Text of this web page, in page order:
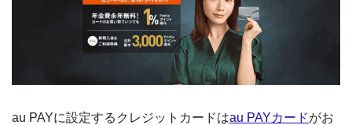
au PAYに設定するクレジットカードはau PAYカードがお